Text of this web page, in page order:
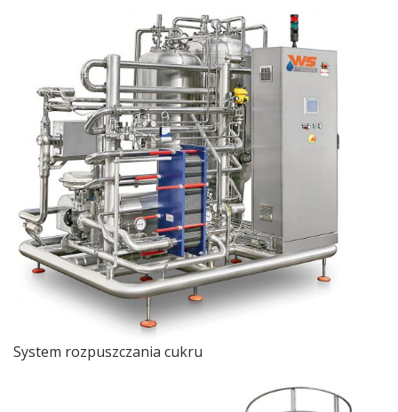
System rozpuszczania cukru